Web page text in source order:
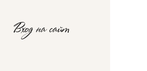
Вход на сайт